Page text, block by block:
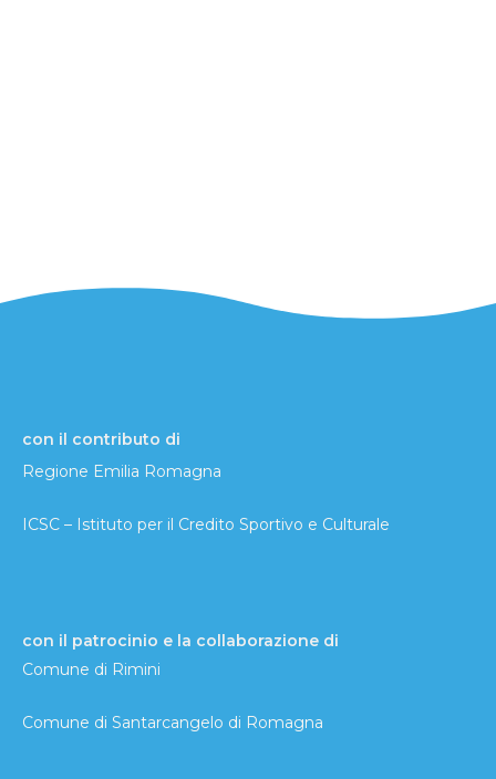
con il contributo di
Regione Emilia Romagna
ICSC – Istituto per il Credito Sportivo e Culturale
con il patrocinio e la collaborazione di
Comune di Rimini
Comune di Santarcangelo di Romagna